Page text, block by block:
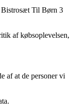
Bistrosæt Til Børn 3
af købsoplevelsen,
af at de personer vi